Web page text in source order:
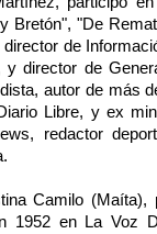
Bretón", "De
de
director de
autor de más
Libre, y ex
redactor
Camilo (Maíta),
1952 en La Voz